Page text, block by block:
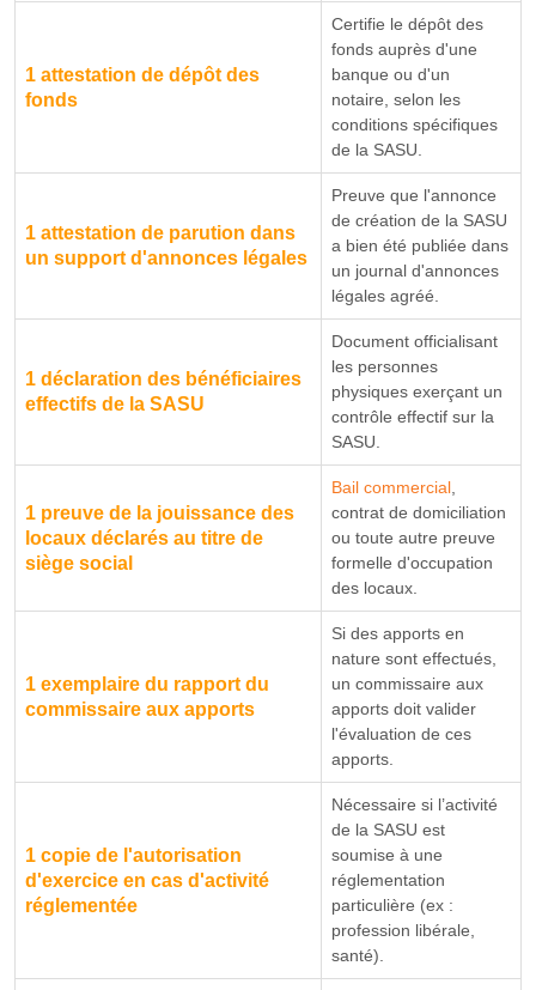
1 attestation de dépôt des
fonds
Certifie le dépôt des
fonds auprès d'une
banque ou d'un
notaire, selon les
conditions spécifiques
de la SASU.
1 attestation de parution dans
un support d'annonces légales
Preuve que l'annonce
de création de la SASU
a bien été publiée dans
un journal d'annonces
légales agréé.
1 déclaration des bénéficiaires
effectifs de la SASU
Document officialisant
les personnes
physiques exerçant un
contrôle effectif sur la
SASU.
1 preuve de la jouissance des
locaux déclarés au titre de
siège social
Bail commercial
contrat de domiciliation
ou toute autre preuve
formelle d'occupation
des locaux.
1 exemplaire du rapport du
commissaire aux apports
Si des apports en
nature sont effectués,
un commissaire aux
apports doit valider
l'évaluation de ces
apports.
1 copie de l'autorisation
d'exercice en cas d'activité
réglementée
Nécessaire si l’activité
de la SASU est
soumise à une
réglementation
particulière (ex :
profession libérale,
santé).